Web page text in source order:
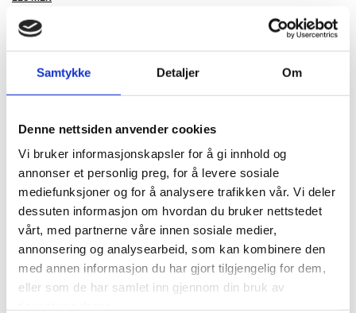
Samtykke Detaljer Om
Denne nettsiden anvender cookies
Vi bruker informasjonskapsler for å gi innhold og
annonser et personlig preg, for å levere sosiale
mediefunksjoner og for å analysere trafikken vår. Vi deler
dessuten informasjon om hvordan du bruker nettstedet
vårt, med partnerne våre innen sosiale medier,
annonsering og analysearbeid, som kan kombinere den
med annen informasjon du har gjort tilgjengelig for dem,
eller som de har samlet inn gjennom din bruk av